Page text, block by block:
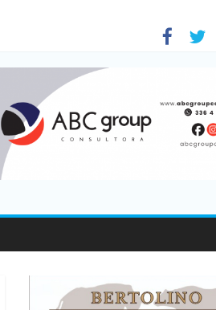
viajaron por el país, un 5,9% más que